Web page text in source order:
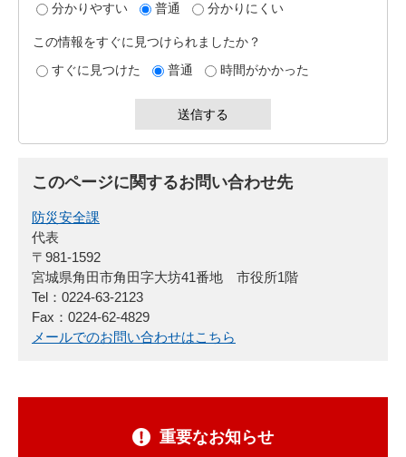
分かりやすい
普通 分かりにくい
この情報をすぐに見つけられましたか？
すぐに見つけた
普通 時間がかかった
このページに関するお問い合わせ先
防災安全課
代表
〒981-1592
宮城県角田市角田字大坊41番地 市役所1階
Tel：0224-63-2123
Fax：0224-62-4829
メールでのお問い合わせはこちら
重要なお知らせ